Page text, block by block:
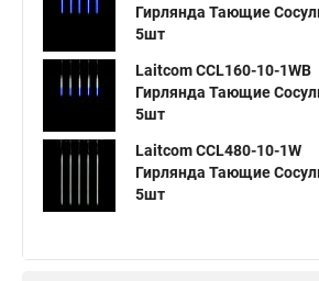
Гирлянда Тающие
5шт
Laitcom CCL160-10-1WB
Гирлянда Тающие
5шт
Laitcom CCL480-10-1W
Гирлянда Тающие
5шт